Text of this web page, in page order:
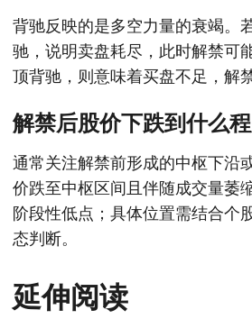
背驰反映的是多空力量的衰竭。
驰，说明卖盘耗尽，此时解禁可
顶背驰，则意味着买盘不足，解
解禁后股价下跌到什么
通常关注解禁前形成的中枢下沿
价跌至中枢区间且伴随成交量萎
阶段性低点；具体位置需结合个
态判断。
延伸阅读